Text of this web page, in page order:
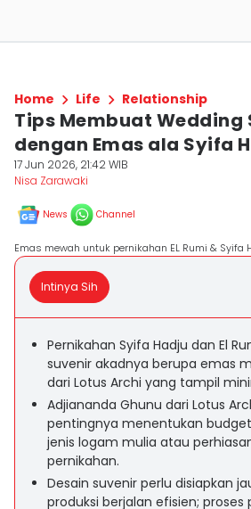
Home Life Relationship
Tips Membuat Wedding
dengan Emas ala Syifa
17 Jun 2026, 21:42 WIB
Nisa Zarawaki
News Channel
Emas mewah untuk pernikahan EL Rumi & Syifa
Intinya Sih
Pernikahan Syifa Hadju dan El
suvenir akadnya berupa emas
dari Lotus Archi yang tampil
Adjiananda Ghunu dari Lotus
pentingnya menentukan
jenis logam mulia atau
pernikahan.
Desain suvenir perlu disiapkan
produksi berjalan efisien;